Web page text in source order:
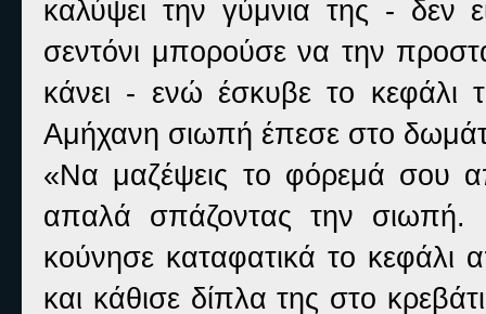
καλύψει την γύμνια της - δεν
σεντόνι μπορούσε να την
κάνει - ενώ έσκυβε το κεφάλι
Αμήχανη σιωπή έπεσε στο
«Να μαζέψεις το φόρεμά σου
απαλά σπάζοντας την σιωπή.
κούνησε καταφατικά το κεφάλι
και κάθισε δίπλα της στο